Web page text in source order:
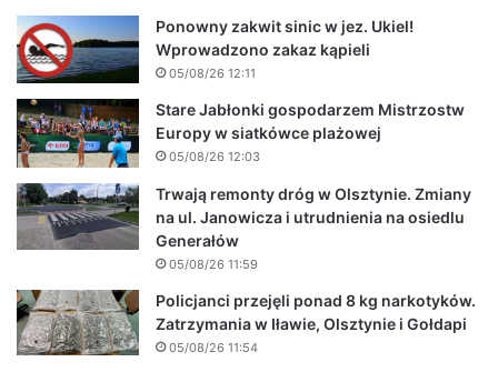
Ponowny zakwit sinic w jez. Ukiel!
Wprowadzono zakaz kąpieli
05/08/26 12:11
Stare Jabłonki gospodarzem Mistrzostw
Europy w siatkówce plażowej
05/08/26 12:03
Trwają remonty dróg w Olsztynie. Zmiany
na ul. Janowicza i utrudnienia na osiedlu
Generałów
05/08/26 11:59
Policjanci przejęli ponad 8 kg narkotyków.
Zatrzymania w Iławie, Olsztynie i Gołdapi
05/08/26 11:54